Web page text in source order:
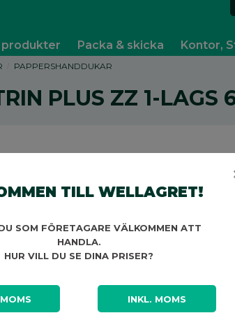
produkter Packa & skicka Kontor,
PAPPERSHANDDUKAR
PLUS ZZ 1-LAGS
TILL WELLAGRET!
SOM FÖRETAGARE VÄLKOMMEN ATT
HANDLA.
HUR VILL DU SE DINA PRISER?
INKL. MOMS